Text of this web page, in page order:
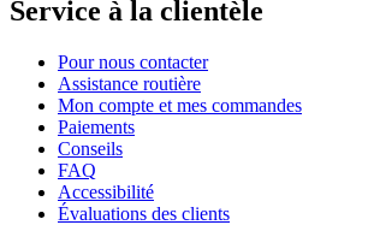
Service à la clientèle
Pour nous contacter
Assistance routière
Mon compte et mes commandes
Paiements
Conseils
FAQ
Accessibilité
Évaluations des clients